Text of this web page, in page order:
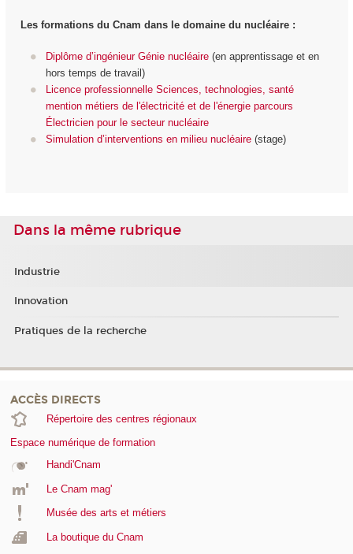
Les formations du Cnam dans le domaine du nucléaire :
Diplôme d’ingénieur Génie nucléaire (en apprentissage et en
hors temps de travail)
Licence professionnelle Sciences, technologies, santé
mention métiers de l'électricité et de l'énergie parcours
Électricien pour le secteur nucléaire
Simulation d’interventions en milieu nucléaire (stage)
Dans la même rubrique
Industrie
Innovation
Pratiques de la recherche
ACCÈS DIRECTS
Répertoire des centres régionaux
Espace numérique de formation
Handi'Cnam
Le Cnam mag'
Musée des arts et métiers
La boutique du Cnam